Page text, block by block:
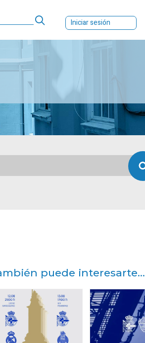
Iniciar sesión
puede interesarte...